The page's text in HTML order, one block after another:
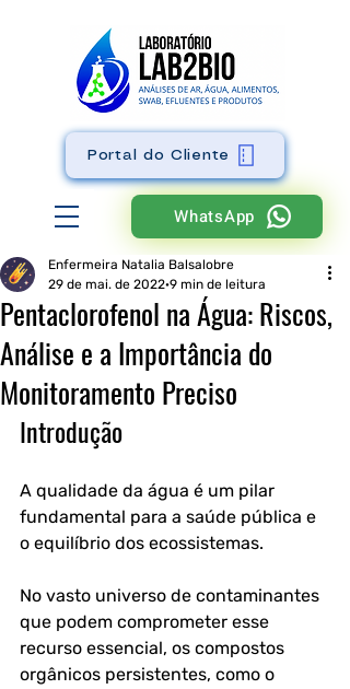
WhatsApp
Portal do Cliente
Pentaclorofenol na Água: Riscos,
Análise e a Importância do
Monitoramento Preciso
Enfermeira Natalia Balsalobre
29 de mai. de 2022 9 min de leitura
Introdução
A qualidade da água é um pilar
fundamental para a saúde pública e
o equilíbrio dos ecossistemas.
No vasto universo de contaminantes
que podem comprometer esse
recurso essencial, os compostos
orgânicos persistentes, como o